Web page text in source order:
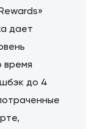
дает
время
до 4